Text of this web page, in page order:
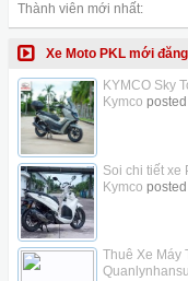
Thành viên mới nhất:
Xe Moto PKL mới
KYMCO Sky
Kymco posted
Soi chi tiết xe
Kymco posted
Thuê Xe Máy